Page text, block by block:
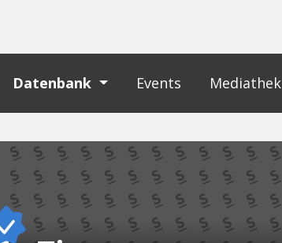
Datenbank Events Mediathek